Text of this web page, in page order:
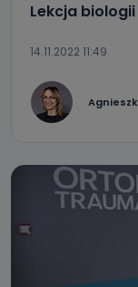
Lekcja
14.11.2022 11:49